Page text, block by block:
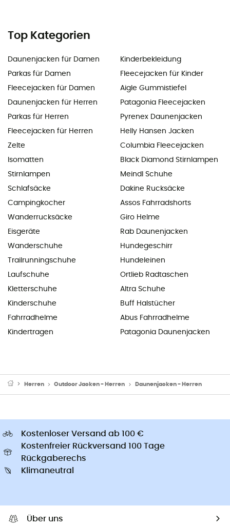
Top Kategorien
Daunenjacken für Damen
Parkas für Damen
Fleecejacken für Damen
Daunenjacken für Herren
Parkas für Herren
Fleecejacken für Herren
Zelte
Isomatten
Stirnlampen
Schlafsäcke
Campingkocher
Wanderrucksäcke
Eisgeräte
Wanderschuhe
Trailrunningschuhe
Laufschuhe
Kletterschuhe
Kinderschuhe
Fahrradhelme
Kindertragen
Kinderbekleidung
Fleecejacken für Kinder
Aigle Gummistiefel
Patagonia Fleecejacken
Pyrenex Daunenjacken
Helly Hansen Jacken
Columbia Fleecejacken
Black Diamond Stirnlampen
Meindl Schuhe
Dakine Rucksäcke
Assos Fahrradshorts
Giro Helme
Rab Daunenjacken
Hundegeschirr
Hundeleinen
Ortlieb Radtaschen
Altra Schuhe
Buff Halstücher
Abus Fahrradhelme
Patagonia Daunenjacken
Herren Outdoor Jacken - Herren Daunenjacken - Herren
Kostenloser Versand ab 100 €
Kostenfreier Rückversand 100 Tage
Rückgaberechs
Klimaneutral
Über uns